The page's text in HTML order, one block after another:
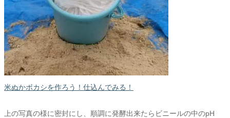
米ぬかボカシを作ろう！仕込んでみる！
上の写真の様に密封にし、順調に発酵出来たらビニールの中のpH